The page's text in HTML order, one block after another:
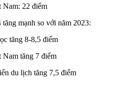
Nam: 22 điểm
mạnh so với năm 2023:
tăng 8-8,5 điểm
Nam tăng 7 điểm
du lịch tăng 7,5 điểm